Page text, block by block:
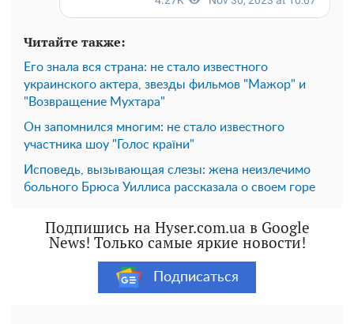
Читайте также:
Его знала вся страна: не стало известного
украинского актера, звезды фильмов "Мажор" и
"Возвращение Мухтара"
Он запомнился многим: не стало известного
участника шоу "Голос країни"
Исповедь, вызывающая слезы: жена неизлечимо
больного Брюса Уиллиса рассказала о своем горе
Подпишись на Hyser.com.ua в Google
News! Только самые яркие новости!
Подписаться